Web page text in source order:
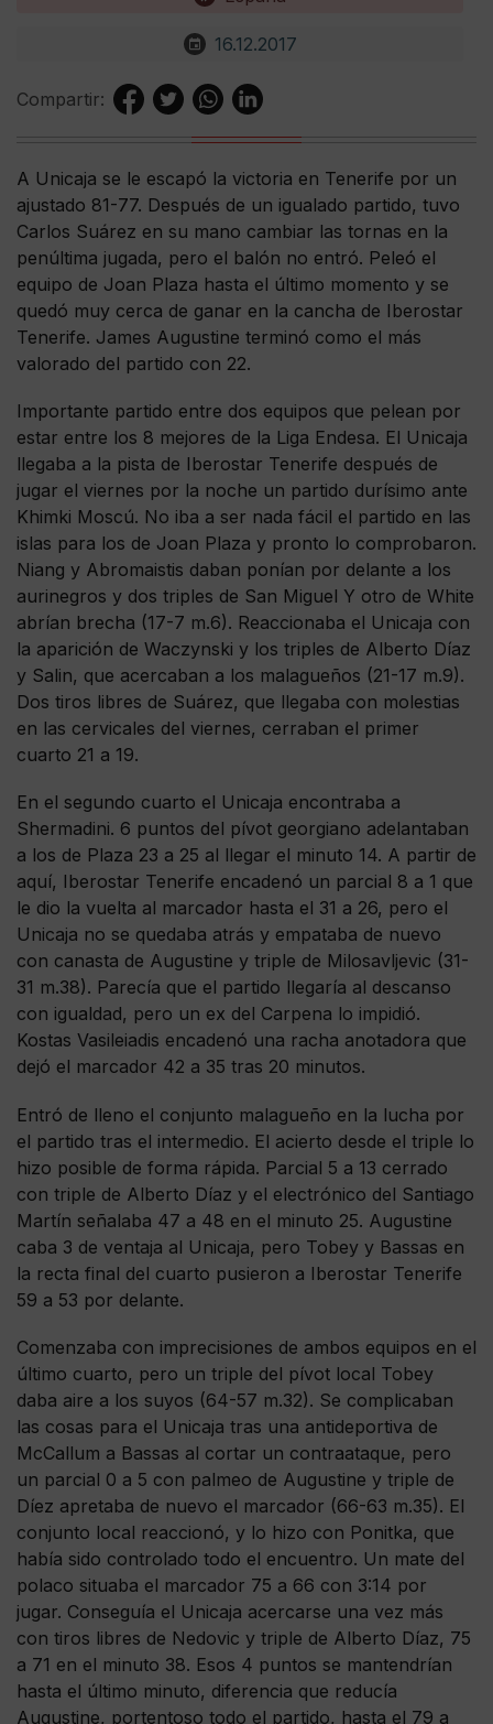
16.12.2017
Compartir:
A Unicaja se le escapó la victoria en Tenerife por un
ajustado 81-77. Después de un igualado partido, tuvo
Carlos Suárez en su mano cambiar las tornas en la
penúltima jugada, pero el balón no entró. Peleó el
equipo de Joan Plaza hasta el último momento y se
quedó muy cerca de ganar en la cancha de Iberostar
Tenerife. James Augustine terminó como el más
valorado del partido con 22.
Importante partido entre dos equipos que pelean por
estar entre los 8 mejores de la Liga Endesa. El Unicaja
llegaba a la pista de Iberostar Tenerife después de
jugar el viernes por la noche un partido durísimo ante
Khimki Moscú. No iba a ser nada fácil el partido en las
islas para los de Joan Plaza y pronto lo comprobaron.
Niang y Abromaistis daban ponían por delante a los
aurinegros y dos triples de San Miguel Y otro de White
abrían brecha (17-7 m.6). Reaccionaba el Unicaja con
la aparición de Waczynski y los triples de Alberto Díaz
y Salin, que acercaban a los malagueños (21-17 m.9).
Dos tiros libres de Suárez, que llegaba con molestias
en las cervicales del viernes, cerraban el primer
cuarto 21 a 19.
En el segundo cuarto el Unicaja encontraba a
Shermadini. 6 puntos del pívot georgiano adelantaban
a los de Plaza 23 a 25 al llegar el minuto 14. A partir de
aquí, Iberostar Tenerife encadenó un parcial 8 a 1 que
le dio la vuelta al marcador hasta el 31 a 26, pero el
Unicaja no se quedaba atrás y empataba de nuevo
con canasta de Augustine y triple de Milosavljevic (31-
31 m.38). Parecía que el partido llegaría al descanso
con igualdad, pero un ex del Carpena lo impidió.
Kostas Vasileiadis encadenó una racha anotadora que
dejó el marcador 42 a 35 tras 20 minutos.
Entró de lleno el conjunto malagueño en la lucha por
el partido tras el intermedio. El acierto desde el triple lo
hizo posible de forma rápida. Parcial 5 a 13 cerrado
con triple de Alberto Díaz y el electrónico del Santiago
Martín señalaba 47 a 48 en el minuto 25. Augustine
caba 3 de ventaja al Unicaja, pero Tobey y Bassas en
la recta final del cuarto pusieron a Iberostar Tenerife
59 a 53 por delante.
Comenzaba con imprecisiones de ambos equipos en el
último cuarto, pero un triple del pívot local Tobey
daba aire a los suyos (64-57 m.32). Se complicaban
las cosas para el Unicaja tras una antideportiva de
McCallum a Bassas al cortar un contraataque, pero
un parcial 0 a 5 con palmeo de Augustine y triple de
Díez apretaba de nuevo el marcador (66-63 m.35). El
conjunto local reaccionó, y lo hizo con Ponitka, que
había sido controlado todo el encuentro. Un mate del
polaco situaba el marcador 75 a 66 con 3:14 por
jugar. Conseguía el Unicaja acercarse una vez más
con tiros libres de Nedovic y triple de Alberto Díaz, 75
a 71 en el minuto 38. Esos 4 puntos se mantendrían
hasta el último minuto, diferencia que reducía
Augustine, portentoso todo el partido, hasta el 79 a